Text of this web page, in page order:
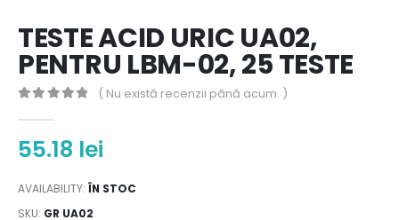
TESTE ACID URIC UA02,
PENTRU LBM-02, 25 TESTE
( Nu există recenzii până acum. )
55.18 lei
AVAILABILITY: ÎN STOC
SKU: GR UA02